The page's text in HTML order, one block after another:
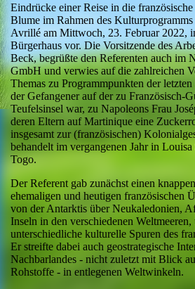
Eindrücke einer Reise in die
Blume im Rahmen des Kulturprogramms
Avrillé am Mittwoch, 23. Februar 2022,
Bürgerhaus vor. Die Vorsitzende des
Beck, begrüßte den Referenten auch im
GmbH und verwies auf die zahlreichen
Themas zu Programmpunkten der
der Gefangener auf der zu Französisch-
Teufelsinsel war, zu Napoleons Frau
deren Eltern auf Martinique eine
insgesamt zur (französischen)
behandelt im vergangenen Jahr in
Togo.
Der Referent gab zunächst einen
ehemaligen und heutigen französischen
von der Antarktis über Neukaledonien,
Inseln in den verschiedenen Weltmeeren,
unterschiedliche kulturelle Spuren des
Er streifte dabei auch geostrategische
Nachbarlandes - nicht zuletzt mit Blick
Rohstoffe - in entlegenen Weltwinkeln.